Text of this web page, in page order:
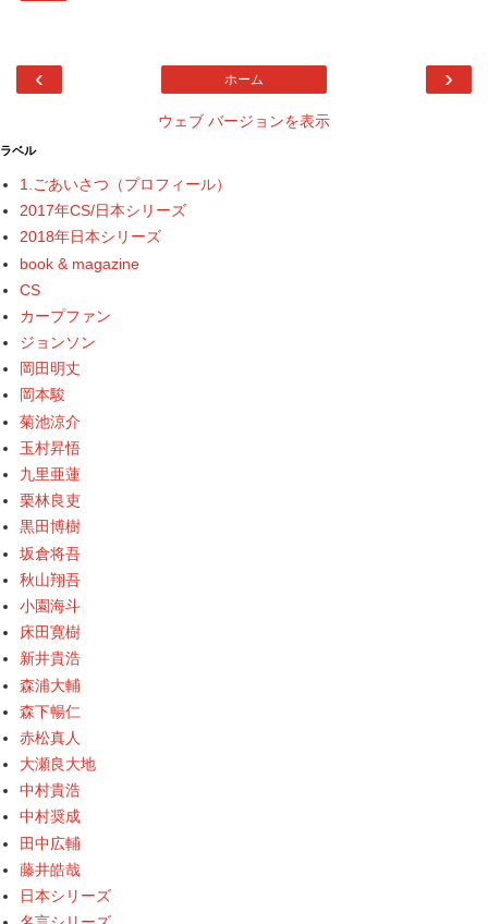
‹ ›
ホーム
ウェブ バージョンを表示
ラベル
1.ごあいさつ（プロフィール）
2017年CS/日本シリーズ
2018年日本シリーズ
book & magazine
CS
カープファン
ジョンソン
岡田明丈
岡本駿
菊池涼介
玉村昇悟
九里亜蓮
栗林良吏
黒田博樹
坂倉将吾
秋山翔吾
小園海斗
床田寛樹
新井貴浩
森浦大輔
森下暢仁
赤松真人
大瀬良大地
中村貴浩
中村奨成
田中広輔
藤井皓哉
日本シリーズ